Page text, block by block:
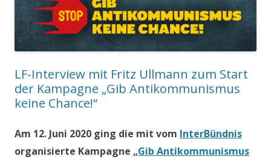
LF-Interview mit Fritz Ullmann zum Start
der Kampagne „Gib Antikommunismus
keine Chance!“
Am 12. Juni 2020 ging die mit vom InterBündnis
organisierte Kampagne „Gib Antikommunismus